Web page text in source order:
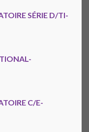
SÉRIE D/TI-
C/E-